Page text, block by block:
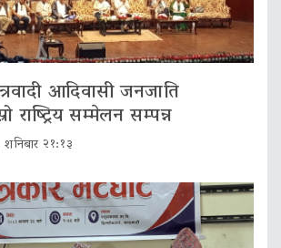
आदिवासी जनजाति
राष्ट्रिय सम्मेलन सम्पन्न
२१:१३